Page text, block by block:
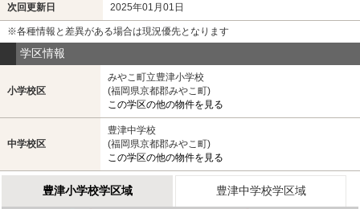
次回更新日 2025年01月01日
※各種情報と差異がある場合は現況優先となります
学区情報
小学校区
みやこ町立豊津小学校
(福岡県京都郡みやこ町)
この学区の他の物件を見る
中学校区
豊津中学校
(福岡県京都郡みやこ町)
この学区の他の物件を見る
豊津小学校学区域 豊津中学校学区域